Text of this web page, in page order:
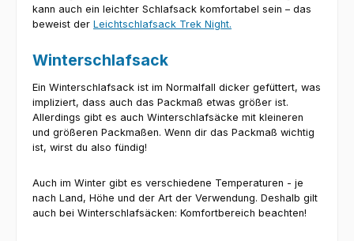
kann auch ein leichter Schlafsack komfortabel sein – das
beweist der Leichtschlafsack Trek Night.
Winterschlafsack
Ein Winterschlafsack ist im Normalfall dicker gefüttert, was
impliziert, dass auch das Packmaß etwas größer ist.
Allerdings gibt es auch Winterschlafsäcke mit kleineren
und größeren Packmaßen. Wenn dir das Packmaß wichtig
ist, wirst du also fündig!
Auch im Winter gibt es verschiedene Temperaturen - je
nach Land, Höhe und der Art der Verwendung. Deshalb gilt
auch bei Winterschlafsäcken: Komfortbereich beachten!